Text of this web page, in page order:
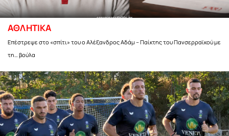
ΑΘΛΗΤΙΚΑ
Επέστρεψε στο «σπίτι» του ο Αλέξανδρος Αδάμ – Παίκτης του Πανσερραϊκού με
τη… βούλα